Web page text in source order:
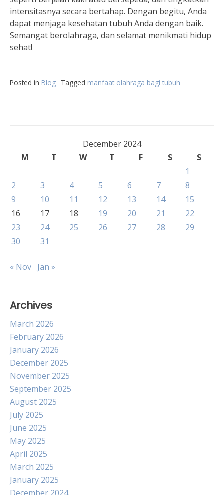
intensitasnya secara bertahap. Dengan begitu, Anda
dapat menjaga kesehatan tubuh Anda dengan baik.
Semangat berolahraga, dan selamat menikmati hidup
sehat!
Posted in Blog Tagged manfaat olahraga bagi tubuh
December 2024
M
T W T F S
S
1
2
3 4 5 6 7
8
9
10 11 12 13 14
15
16
17 18 19 20 21
22
23
24 25 26 27 28
29
30
31
« Nov Jan »
Archives
March 2026
February 2026
January 2026
December 2025
November 2025
September 2025
August 2025
July 2025
June 2025
May 2025
April 2025
March 2025
January 2025
December 2024